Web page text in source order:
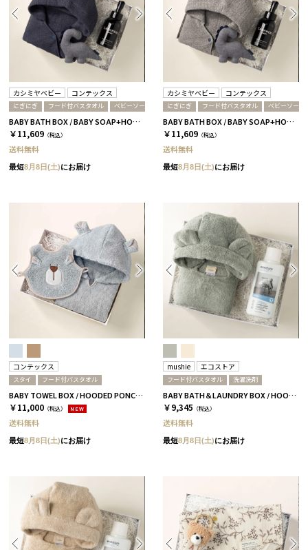
カシミヤベビー コンテックス
にぎにぎ フード付バスタオル ベビーソープ
BABY BATH BOX / BABY SOAP+HOODED TOWEL+TOY / ネイビー
￥11,609 （税込）
送料無料
最短8月8日(土)にお届け
カシミヤベビー コンテックス
にぎにぎ フード付バスタオル ベビーソープ
BABY BATH BOX / BABY SOAP+HOODED TOWEL+TOY / グレー
￥11,609 （税込）
送料無料
最短8月8日(土)にお届け
コンテックス
スタイ フード付バスタオル
BABY TOWEL BOX / HOODED PONCHO+BIB / ブルーグレー［コンテックス］
￥11,000 （税込） NEW
送料無料
最短8月8日(土)にお届け
mushie エコストア
フード付バスタオル 洗濯洗剤
BABY BATH＆LAUNDRY BOX / HOODED PONCHO / ミント
￥9,345 （税込）
送料無料
最短8月8日(土)にお届け